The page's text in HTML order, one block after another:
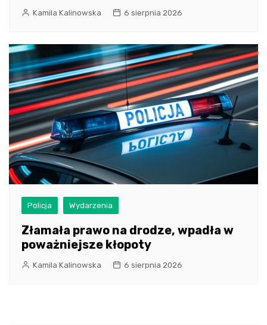
Kamila Kalinowska 6 sierpnia 2026
Policja Wydarzenia
Złamała prawo na drodze, wpadła w
poważniejsze kłopoty
Kamila Kalinowska 6 sierpnia 2026